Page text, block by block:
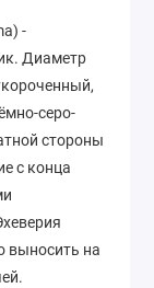
-
Диаметр
серо-
стороны
с конца
выносить на